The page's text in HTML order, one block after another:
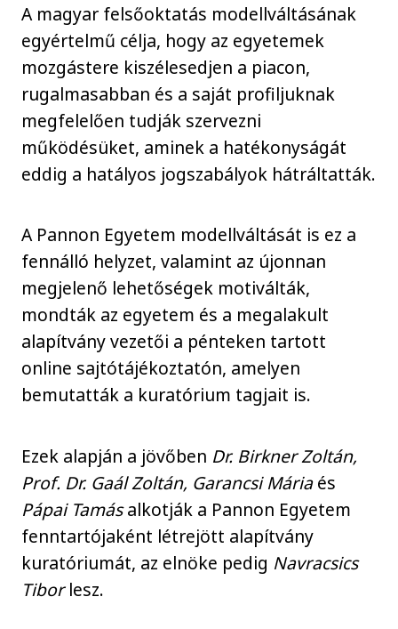
A magyar felsőoktatás modellváltásának
egyértelmű célja, hogy az egyetemek
mozgástere kiszélesedjen a piacon,
rugalmasabban és a saját profiljuknak
megfelelően tudják szervezni
működésüket, aminek a hatékonyságát
eddig a hatályos jogszabályok hátráltatták.
A Pannon Egyetem modellváltását is ez a
fennálló helyzet, valamint az újonnan
megjelenő lehetőségek motiválták,
mondták az egyetem és a megalakult
alapítvány vezetői a pénteken tartott
online sajtótájékoztatón, amelyen
bemutatták a kuratórium tagjait is.
Ezek alapján a jövőben Dr. Birkner Zoltán,
Prof. Dr. Gaál Zoltán, Garancsi Máriaés
Pápai Tamásalkotják a Pannon Egyetem
fenntartójaként létrejött alapítvány
kuratóriumát, az elnöke pedig Navracsics
Tiborlesz.